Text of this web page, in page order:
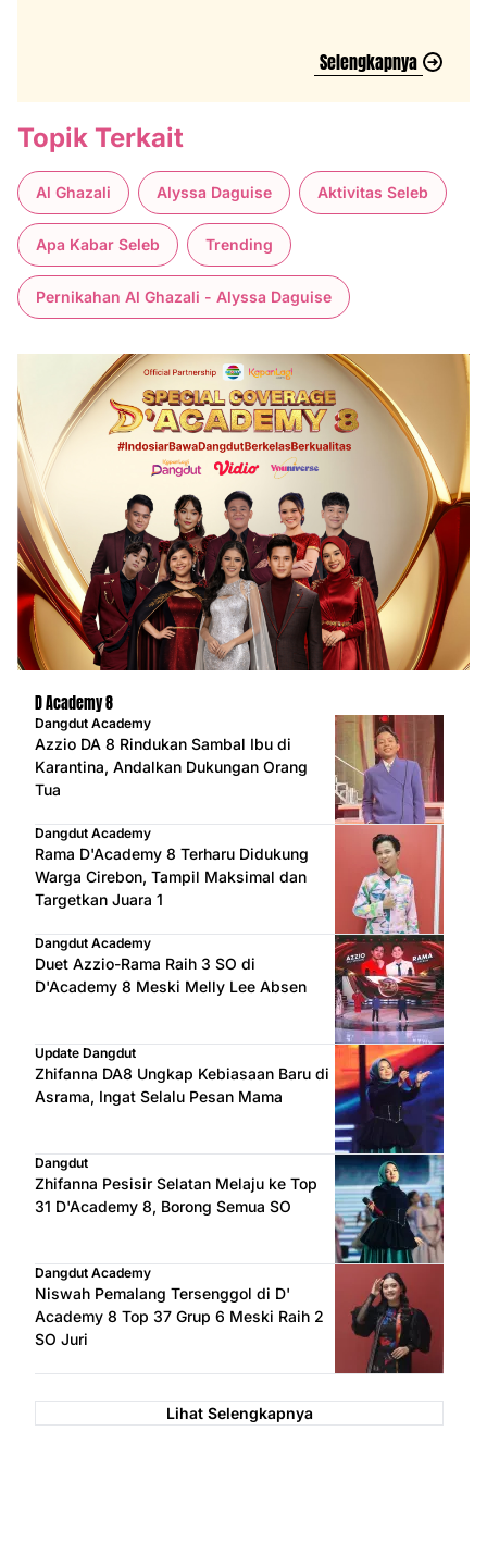
Selengkapnya
Topik Terkait
Al Ghazali Alyssa Daguise Aktivitas Seleb
Apa Kabar Seleb Trending
Pernikahan Al Ghazali - Alyssa Daguise
D Academy 8
Dangdut Academy
Azzio DA 8 Rindukan Sambal Ibu di
Karantina, Andalkan Dukungan Orang
Tua
Dangdut Academy
Rama D'Academy 8 Terharu Didukung
Warga Cirebon, Tampil Maksimal dan
Targetkan Juara 1
Dangdut Academy
Duet Azzio-Rama Raih 3 SO di
D'Academy 8 Meski Melly Lee Absen
Update Dangdut
Zhifanna DA8 Ungkap Kebiasaan Baru di
Asrama, Ingat Selalu Pesan Mama
Dangdut
Zhifanna Pesisir Selatan Melaju ke Top
31 D'Academy 8, Borong Semua SO
Dangdut Academy
Niswah Pemalang Tersenggol di D'
Academy 8 Top 37 Grup 6 Meski Raih 2
SO Juri
Lihat Selengkapnya